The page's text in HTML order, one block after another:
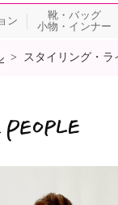
ン
靴・バッグ
小物・インナー
> スタイリング・ラ